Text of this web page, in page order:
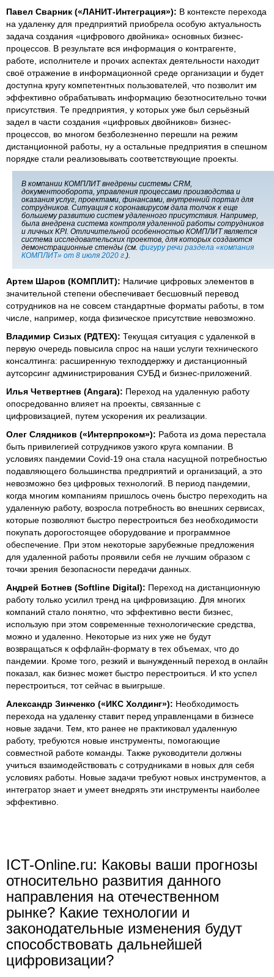
Павел Сварник («ЛАНИТ-Интеграция»): В контексте перехода
на удаленку для предприятий приобрела особую актуальность
задача создания «цифрового двойника» основных бизнес-
процессов. В результате вся информация о контрагенте,
работе, исполнителе и прочих аспектах деятельности находит
своё отражение в информационной среде организации и будет
доступна кругу компетентных пользователей, что позволит им
эффективно обрабатывать информацию безотносительно точки
присутствия. Те предприятия, у которых уже был серьёзный
задел в части создания «цифровых двойников» бизнес-
процессов, во многом безболезненно перешли на режим
дистанционной работы, ну а остальные предприятия в спешном
порядке стали реализовывать соответствующие проекты.
В компании КОМПЛИТ внедрены системы CRM,
документооборота, управления процессами производства и
оказания услуг, проектами, финансами, внутренний портал для
сотрудников. Ситуация с коронавирусом дала толчок к еще
большему развитию систем удаленного присутствия. Например,
была внедрена система контроля удаленной работы сотрудников
и личных KPI. Отличительной особенностью КОМПЛИТ является
система исследовательских проектов, для которых создаются
демонстрационные стенды (см. фигуру речи раздела «компания
КОМПЛИТ» от 8 июля 2020 г. ).
Артем Шаров (КОМПЛИТ): Наличие цифровых элементов в
значительной степени обеспечивает бесшовный перевод
сотрудников на не совсем стандартные форматы работы, в том
числе, например, когда физическое присутствие невозможно.
Владимир Сизых (РДТЕХ): Текущая ситуация с удаленкой в
первую очередь повысила спрос на наши услуги технического
консалтинга: расширенную техподдержку и дистанционный
аутсорсинг администрирования СУБД и бизнес-приложений.
Илья Четвертнев (Angara): Переход на удаленную работу
опосредованно влияет на проекты, связанные с
цифровизацией, путем ускорения их реализации.
Олег Слядников («Интерпроком»): Работа из дома перестала
быть привилегией сотрудников узкого круга компании. В
условиях пандемии Covid-19 она стала насущной потребностью
подавляющего большинства предприятий и организаций, а это
невозможно без цифровых технологий. В период пандемии,
когда многим компаниям пришлось очень быстро переходить на
удаленную работу, возросла потребность во внешних сервисах,
которые позволяют быстро перестроиться без необходимости
покупать дорогостоящее оборудование и программное
обеспечение. При этом некоторые зарубежные предложения
для удаленной работы проявили себя не лучшим образом с
точки зрения безопасности передачи данных.
Андрей Ботнев (Softline Digital): Переход на дистанционную
работу только усилил тренд на цифровизацию. Для многих
компаний стало понятно, что эффективно вести бизнес,
использую при этом современные технологические средства,
можно и удаленно. Некоторые из них уже не будут
возвращаться к оффлайн-формату в тех объемах, что до
пандемии. Кроме того, резкий и вынужденный переход в онлайн
показал, как бизнес может быстро перестроиться. И кто успел
перестроиться, тот сейчас в выигрыше.
Александр Зинченко («ИКС Холдинг»): Необходимость
перехода на удаленку ставит перед управленцами в бизнесе
новые задачи. Тем, кто ранее не практиковал удаленную
работу, требуются новые инструменты, помогающие
совместной работе команды. Также руководители должны
учиться взаимодействовать с сотрудниками в новых для себя
условиях работы. Новые задачи требуют новых инструментов, а
интегратор знает и умеет внедрять эти инструменты наиболее
эффективно.
ICT-Online.ru: Каковы ваши прогнозы
относительно развития данного
направления на отечественном
рынке? Какие технологии и
законодательные изменения будут
способствовать дальнейшей
цифровизации?